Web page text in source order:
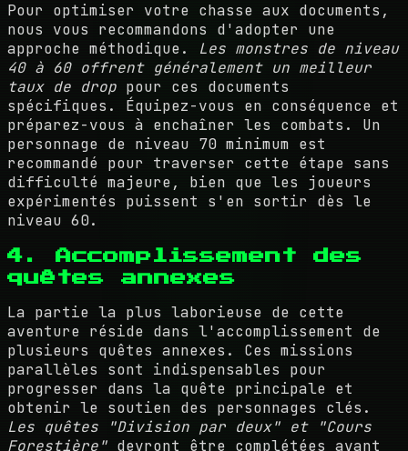
Pour optimiser votre chasse aux documents,
nous vous recommandons d'adopter une
approche méthodique. Les monstres de niveau
40 à 60 offrent généralement un meilleur
taux de drop pour ces documents
spécifiques. Équipez-vous en conséquence et
préparez-vous à enchaîner les combats. Un
personnage de niveau 70 minimum est
recommandé pour traverser cette étape sans
difficulté majeure, bien que les joueurs
expérimentés puissent s'en sortir dès le
niveau 60.
4. Accomplissement des
quêtes annexes
La partie la plus laborieuse de cette
aventure réside dans l'accomplissement de
plusieurs quêtes annexes. Ces missions
parallèles sont indispensables pour
progresser dans la quête principale et
obtenir le soutien des personnages clés.
Les quêtes "Division par deux" et "Cours
Forestière" devront être complétées avant